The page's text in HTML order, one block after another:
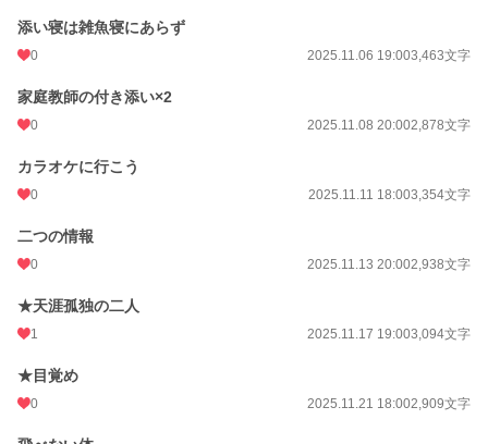
添い寝は雑魚寝にあらず
0 2025.11.06 19:003,463文字
家庭教師の付き添い×2
0 2025.11.08 20:002,878文字
カラオケに行こう
0 2025.11.11 18:003,354文字
二つの情報
0 2025.11.13 20:002,938文字
★天涯孤独の二人
1 2025.11.17 19:003,094文字
★目覚め
0 2025.11.21 18:002,909文字